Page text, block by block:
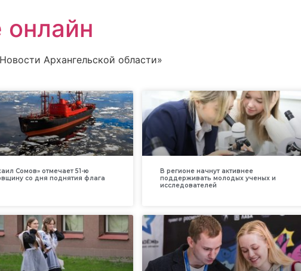
онлайн
Архангельской области»
Сомов» отмечает 51-ю
со дня поднятия флага
В регионе начнут активнее
поддерживать молодых ученых и
исследователей